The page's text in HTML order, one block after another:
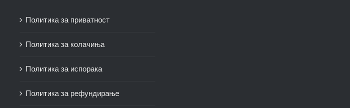
Политика за приватност
Политика за колачиња
Политика за испорака
Политика за рефундирање